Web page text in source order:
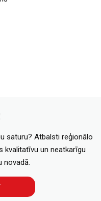
saturu? Atbalsti reģionālo
kvalitatīvu un neatkarīgu
novadā.